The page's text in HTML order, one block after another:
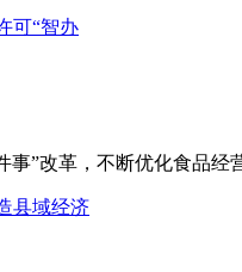
可“智办
”改革，不断优化食品经
县域经济